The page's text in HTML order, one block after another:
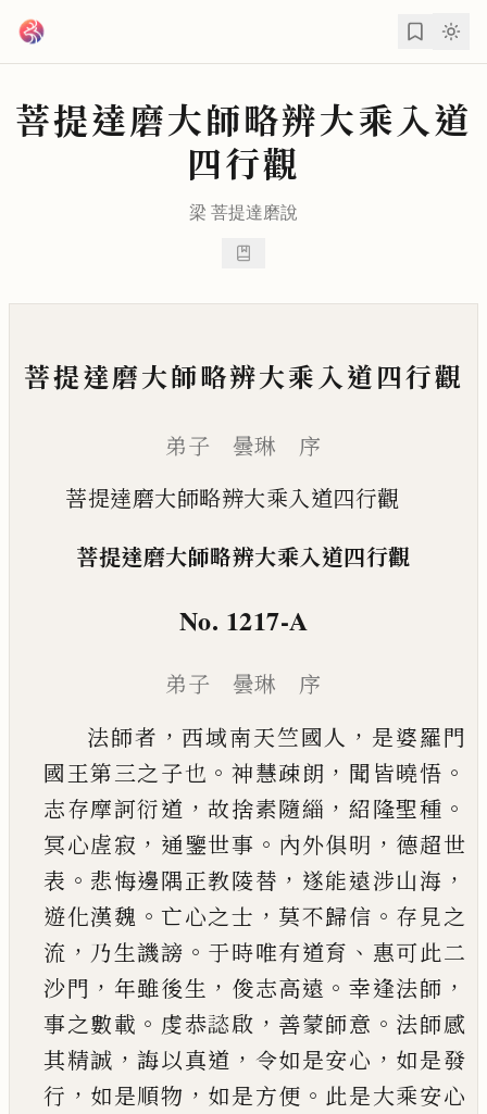
菩提達磨大師略辨大乘入道
四行觀
梁 菩提達磨說
菩提達磨大師略辨大乘入道四行觀
弟子 曇琳 序
菩提達磨大師略辨大乘入道四行觀
菩提達磨大師略辨大乘入道四行觀
No. 1217-A
弟子 曇琳 序
法師者 ， 西域南天竺國人 ， 是婆羅門
國王第三之子也 。 神慧疎朗 ， 聞皆曉悟 。
志存摩訶衍道 ，故捨素隨緇 ， 紹隆聖種 。
冥心虗寂 ， 通鑒世事 。 內外俱明 ， 德超世
表 。 悲悔邊隅正教陵替 ， 遂能遠涉山海 ，
遊化漢魏 。亡心之士 ， 莫不歸信 。 存見之
流 ， 乃生譏謗 。 于時唯有道育 、 惠可此二
沙門 ， 年雖後生 ， 俊志高遠 。幸逢法師 ，
事之數載 。 虔恭𧫎啟 ， 善蒙師意 。 法師感
其精誠 ，誨以真道 ， 令如是安心 ， 如是發
行 ， 如是順物 ， 如是方便 。 此是大乘安心